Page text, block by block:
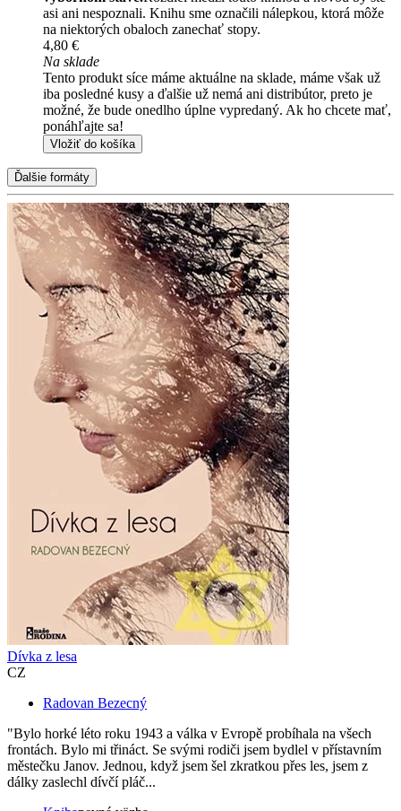
asi ani nespoznali. Knihu sme označili nálepkou, ktorá môže
na niektorých obaloch zanechať stopy.
4,80 €
Na sklade
Tento produkt síce máme aktuálne na sklade, máme však už
iba posledné kusy a ďalšie už nemá ani distribútor, preto je
možné, že bude onedlho úplne vypredaný. Ak ho chcete mať,
ponáhľajte sa!
Vložiť do košíka
Ďalšie formáty
Dívka z lesa
CZ
Radovan Bezecný
"Bylo horké léto roku 1943 a válka v Evropě probíhala na všech
frontách. Bylo mi třináct. Se svými rodiči jsem bydlel v přístavním
městečku Janov. Jednou, když jsem šel zkratkou přes les, jsem z
dálky zaslechl dívčí pláč...